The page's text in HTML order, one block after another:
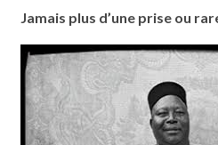
Jamais plus d’une prise ou